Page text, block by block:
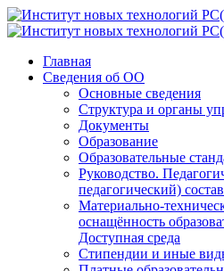
Главная
Сведения об ОО
Основные сведения
Структура и органы
Документы
Образование
Образовательные
Руководство.
педагогический) состав
Материально-
оснащённость
Доступная среда
Стипендии и иные